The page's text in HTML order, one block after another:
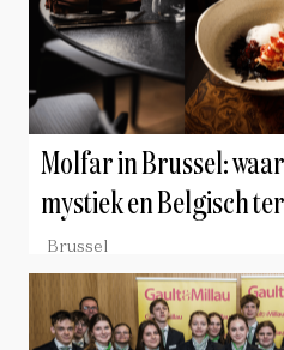
Molfar in Brussel:
mystiek en Belgisch
Brussel